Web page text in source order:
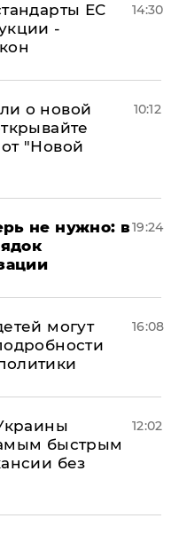
ЕС
-
14:30
о новой
"Новой
10:12
не нужно: в19:24
могут
16:08
быстрым
без
12:02